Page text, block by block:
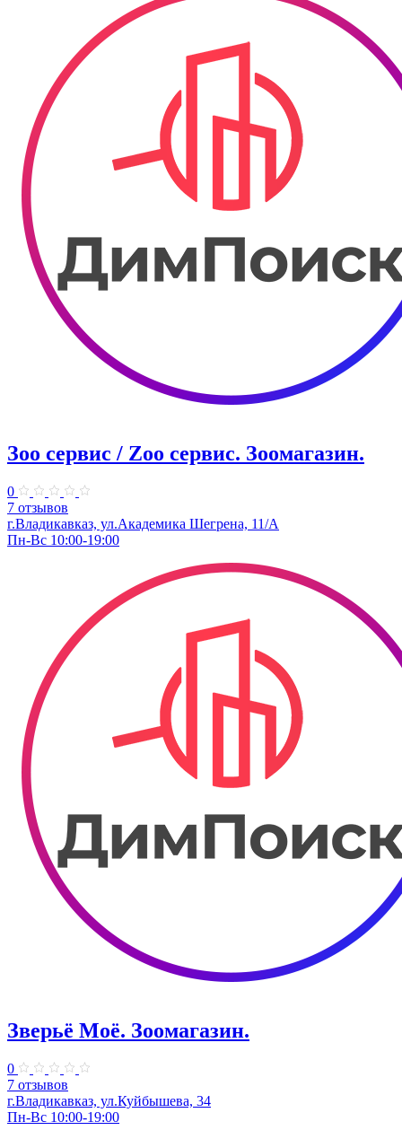
Зоо сервис / Zoo сервис. Зоомагазин.
0
7 отзывов
г.Владикавказ, ул.Академика Шегрена, 11/А
Пн-Вс 10:00-19:00
Зверьё Моё. Зоомагазин.
0
7 отзывов
г.Владикавказ, ул.​Куйбышева, 34
Пн-Вс 10:00-19:00